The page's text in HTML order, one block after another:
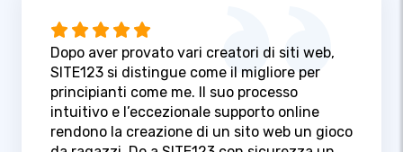
Dopo aver provato vari creatori di siti web,
SITE123 si distingue come il migliore per
principianti come me. Il suo processo
intuitivo e l’eccezionale supporto online
rendono la creazione di un sito web un gioco